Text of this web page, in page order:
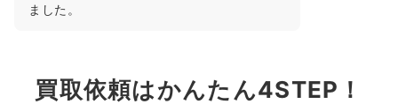
ました。
買取依頼はかんたん4STEP！